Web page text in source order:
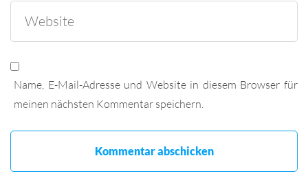
Name, E-Mail-Adresse und Website in diesem Browser für
meinen nächsten Kommentar speichern.